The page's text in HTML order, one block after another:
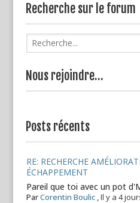
Recherche sur le forum
Nous rejoindre…
Posts récents
RE: RECHERCHE
ÉCHAPPEMENT
Pareil que toi avec un pot
ParCorentin Boulic, Il y a 4